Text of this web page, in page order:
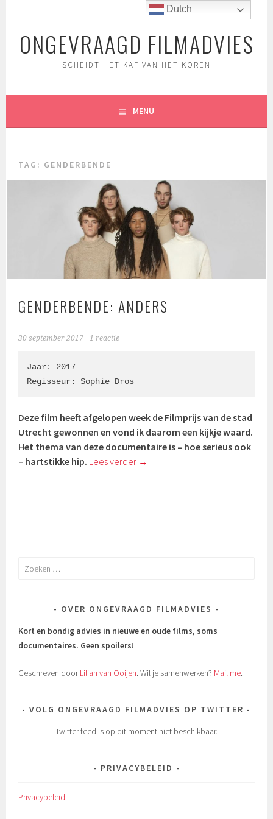
inhoudONGEVRAAGD FILMADVIES
SCHEIDT HET KAF VAN HET KOREN
MENU
TAG: GENDERBENDE
GENDERBENDE: ANDERS
30 september 2017 1 reactie
Jaar: 2017
Regisseur: Sophie Dros
Deze film heeft afgelopen week de Filmprijs van de stad
Utrecht gewonnen en vond ik daarom een kijkje waard.
Het thema van deze documentaire is – hoe serieus ook
– hartstikke hip. Lees verder →
Zoeken
OVER ONGEVRAAGD FILMADVIES
Kort en bondig advies in nieuwe en oude films, soms
documentaires. Geen spoilers!
Geschreven doorLilian van Ooijen. Wil je samenwerken? Mail me.
VOLG ONGEVRAAGD FILMADVIES OP TWITTER
Twitter feed is op dit moment niet beschikbaar.
PRIVACYBELEID
Privacybeleid
Dutch